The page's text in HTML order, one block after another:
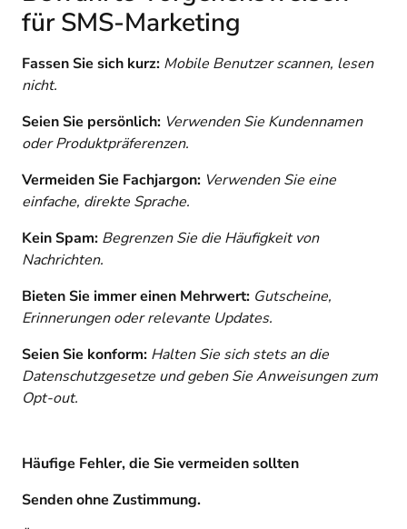
für SMS-Marketing
Fassen Sie sich kurz: Mobile Benutzer scannen, lesen
nicht.
Seien Sie persönlich: Verwenden Sie Kundennamen
oder Produktpräferenzen.
Vermeiden Sie Fachjargon: Verwenden Sie eine
einfache, direkte Sprache.
Kein Spam: Begrenzen Sie die Häufigkeit von
Nachrichten.
Bieten Sie immer einen Mehrwert: Gutscheine,
Erinnerungen oder relevante Updates.
Seien Sie konform: Halten Sie sich stets an die
Datenschutzgesetze und geben Sie Anweisungen zum
Opt-out.
Häufige Fehler, die Sie vermeiden sollten
Senden ohne Zustimmung.